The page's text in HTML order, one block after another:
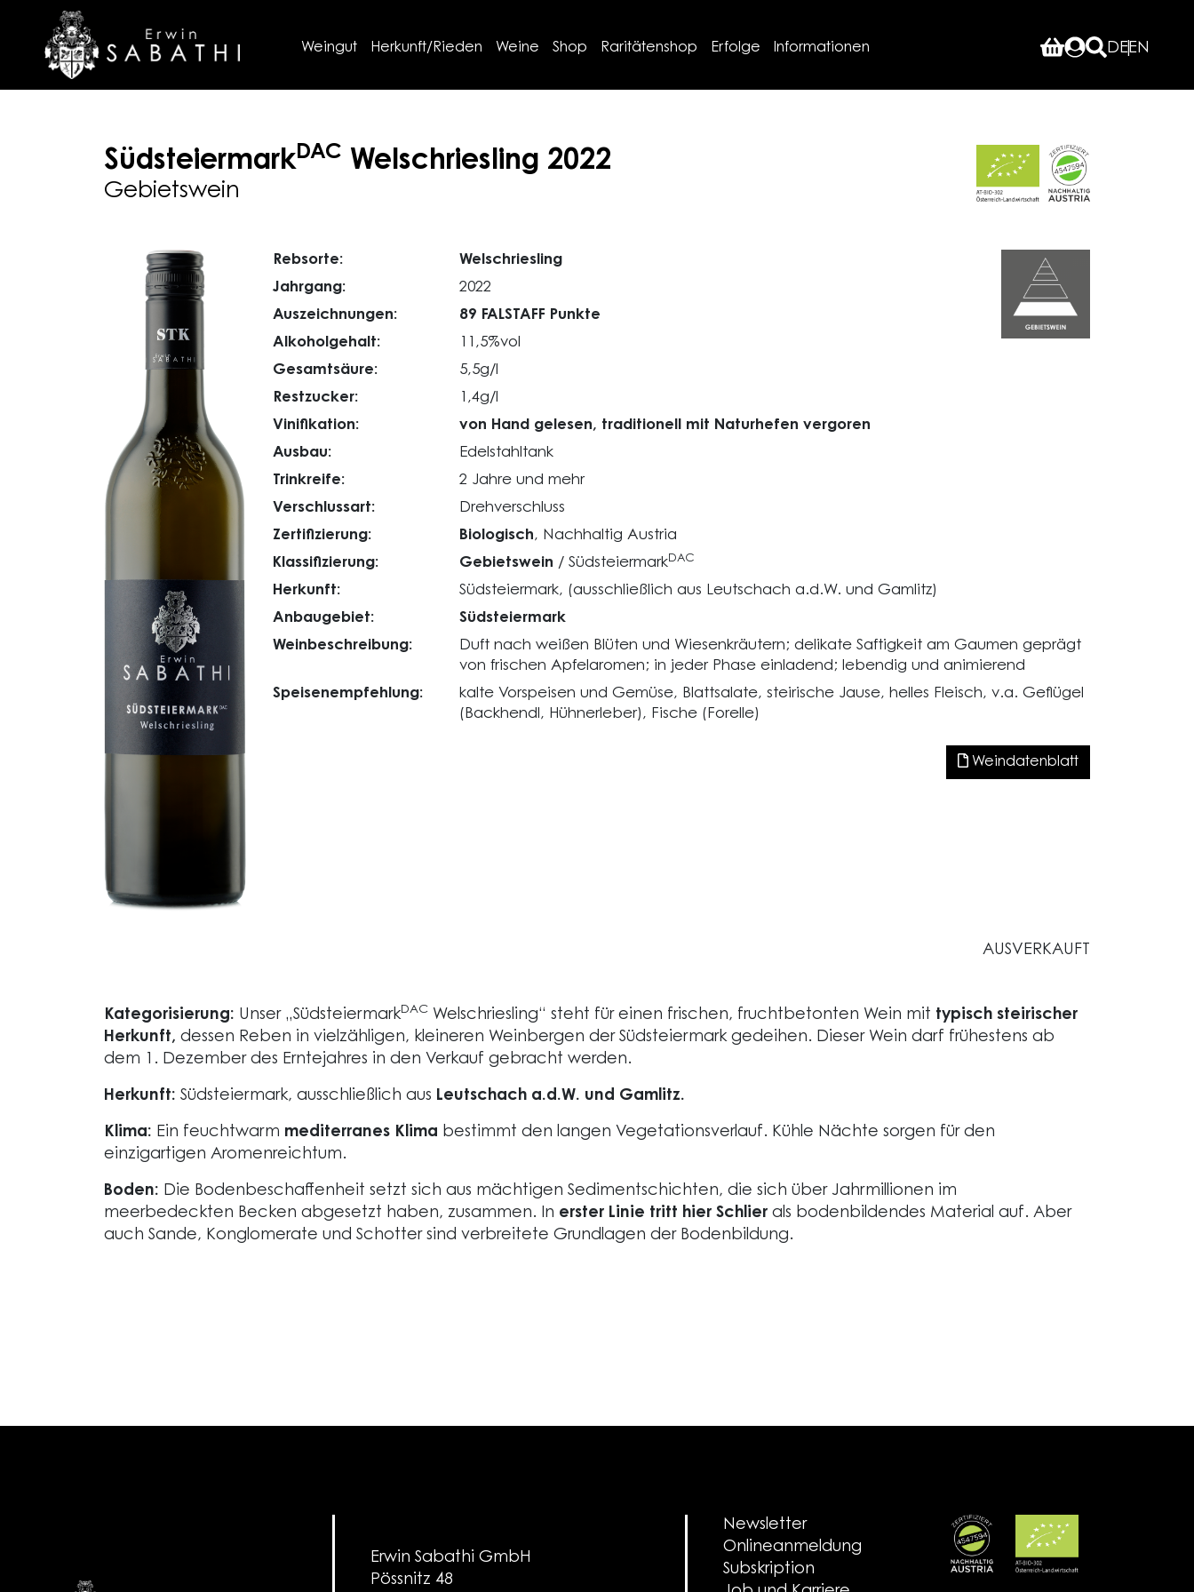
Weingut Herkunft/Rieden Weine Shop Raritätenshop Erfolge Informationen DEEN
SüdsteiermarkDAC Welschriesling 2022
Gebietswein
Rebsorte:
Welschriesling
Jahrgang:
2022
Auszeichnungen:
89 FALSTAFF Punkte
Alkoholgehalt:
11,5%vol
Gesamtsäure:
5,5g/l
Restzucker:
1,4g/l
Vinifikation:
von Hand gelesen, traditionell mit Naturhefen vergoren
Ausbau:
Edelstahltank
Trinkreife:
2 Jahre und mehr
Verschlussart:
Drehverschluss
Zertifizierung:
Biologisch, Nachhaltig Austria
Klassifizierung:
Gebietswein / SüdsteiermarkDAC
Herkunft:
Südsteiermark, (ausschließlich aus Leutschach a.d.W. und Gamlitz)
Anbaugebiet:
Südsteiermark
Weinbeschreibung:
Duft nach weißen Blüten und Wiesenkräutern; delikate Saftigkeit am Gaumen geprägt
von frischen Apfelaromen; in jeder Phase einladend; lebendig und animierend
Speisenempfehlung:
kalte Vorspeisen und Gemüse, Blattsalate, steirische Jause, helles Fleisch, v.a. Geflügel
(Backhendl, Hühnerleber), Fische (Forelle)
Weindatenblatt
AUSVERKAUFT
Kategorisierung: Unser „SüdsteiermarkDAC Welschriesling“ steht für einen frischen, fruchtbetonten Wein mit typisch steirischer
Herkunft, dessen Reben in vielzähligen, kleineren Weinbergen der Südsteiermark gedeihen. Dieser Wein darf frühestens ab
dem 1. Dezember des Erntejahres in den Verkauf gebracht werden.
Herkunft: Südsteiermark, ausschließlich aus Leutschach a.d.W. und Gamlitz.
Klima: Ein feuchtwarm mediterranes Klima bestimmt den langen Vegetationsverlauf. Kühle Nächte sorgen für den
einzigartigen Aromenreichtum.
Boden: Die Bodenbeschaffenheit setzt sich aus mächtigen Sedimentschichten, die sich über Jahrmillionen im
meerbedeckten Becken abgesetzt haben, zusammen. In erster Linie tritt hier Schlier als bodenbildendes Material auf. Aber
auch Sande, Konglomerate und Schotter sind verbreitete Grundlagen der Bodenbildung.
Erwin Sabathi GmbH
Pössnitz 48
Newsletter
Onlineanmeldung
Subskription